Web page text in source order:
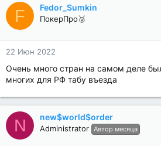
F Fedor_Sumkin
ПокерПро🥈
22 Июн 2022
Очень много стран на самом деле
многих для РФ табу въезда
N new$world$order
Administrator Автор месяца